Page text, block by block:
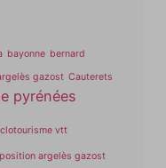
bayonne bernard
gazost Cauterets
pyrénées
vtt
argelès gazost